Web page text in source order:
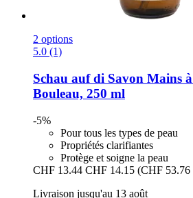
2 options
5.0 (1)
Schau auf di Savon Mains
Bouleau, 250 ml
-5%
Pour tous les types de peau
Propriétés clarifiantes
Protège et soigne la peau
CHF 13.44 CHF 14.15 (CHF
Livraison jusqu'au 13 août